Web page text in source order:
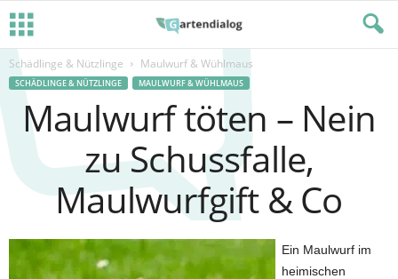
Schädlinge & Nützlinge Maulwurf & Wühlmaus
SCHÄDLINGE & NÜTZLINGE MAULWURF & WÜHLMAUS
Maulwurf töten – Nein
zu Schussfalle,
Maulwurfgift & Co
Ein Maulwurf im
heimischen